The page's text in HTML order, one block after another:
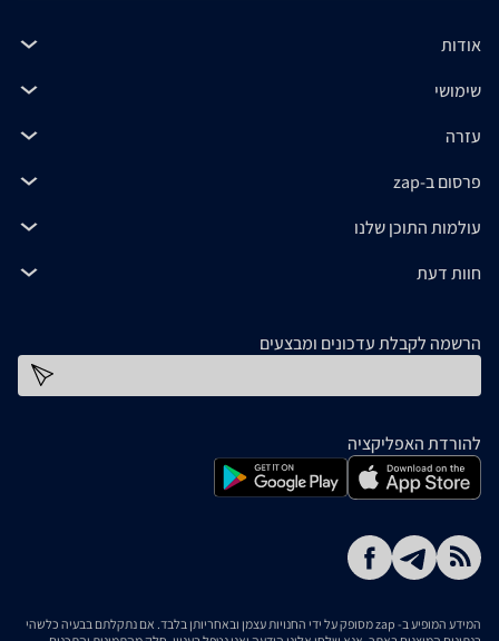
אודות
שימושי
עזרה
פרסום ב-zap
עולמות התוכן שלנו
חוות דעת
הרשמה לקבלת עדכונים ומבצעים
להורדת האפליקציה
המידע המופיע ב- zap מסופק על ידי החנויות עצמן ובאחריותן בלבד. אם נתקלתם בבעיה כלשהי